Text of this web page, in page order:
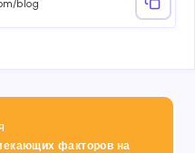
факторов на